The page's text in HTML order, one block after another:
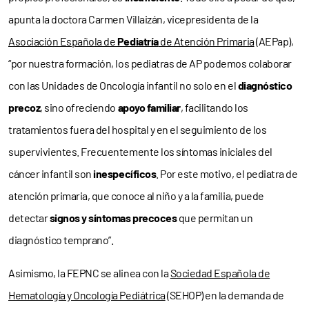
apunta la doctora Carmen Villaizán, vicepresidenta de la
Asociación Española dePediatríade Atención Primaria(AEPap),
“por nuestra formación, los pediatras de AP podemos colaborar
con las Unidades de Oncología infantil no solo en eldiagnóstico
precoz, sino ofreciendo apoyo familiar, facilitando los
tratamientos fuera del hospital y en el seguimiento de los
supervivientes. Frecuentemente los síntomas iniciales del
cáncer infantil soninespecíficos. Por este motivo, el pediatra de
atención primaria, que conoce al niño y a la familia, puede
detectarsignos y síntomas precocesque permitan un
diagnóstico temprano”.
Asimismo, la FEPNC se alinea con laSociedad Española de
Hematología y Oncología Pediátrica(SEHOP) en la demanda de